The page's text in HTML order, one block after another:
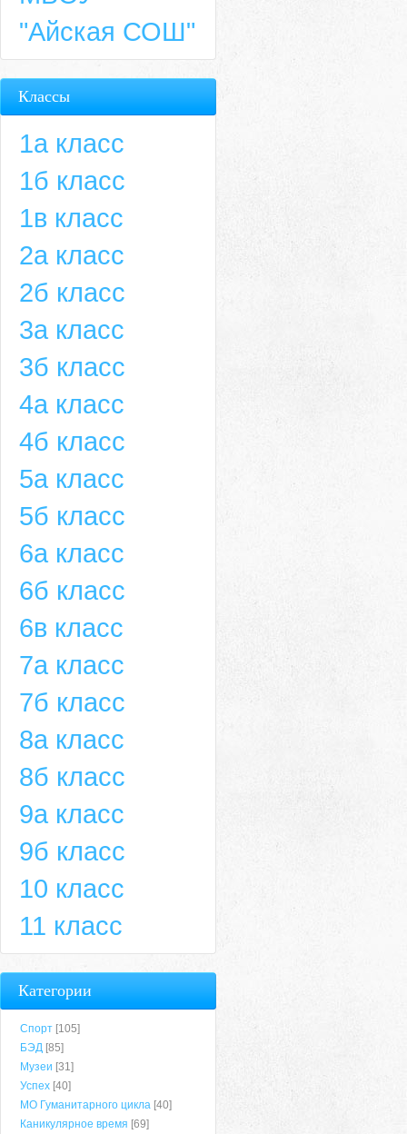
"Айская СОШ"
Классы
1а класс
1б класс
1в класс
2а класс
2б класс
3а класс
3б класс
4а класс
4б класс
5а класс
5б класс
6а класс
6б класс
6в класс
7а класс
7б класс
8а класс
8б класс
9а класс
9б класс
10 класс
11 класс
Категории
Спорт [105]
БЭД [85]
Музеи [31]
Успех [40]
МО Гуманитарного цикла [40]
Каникулярное время [69]